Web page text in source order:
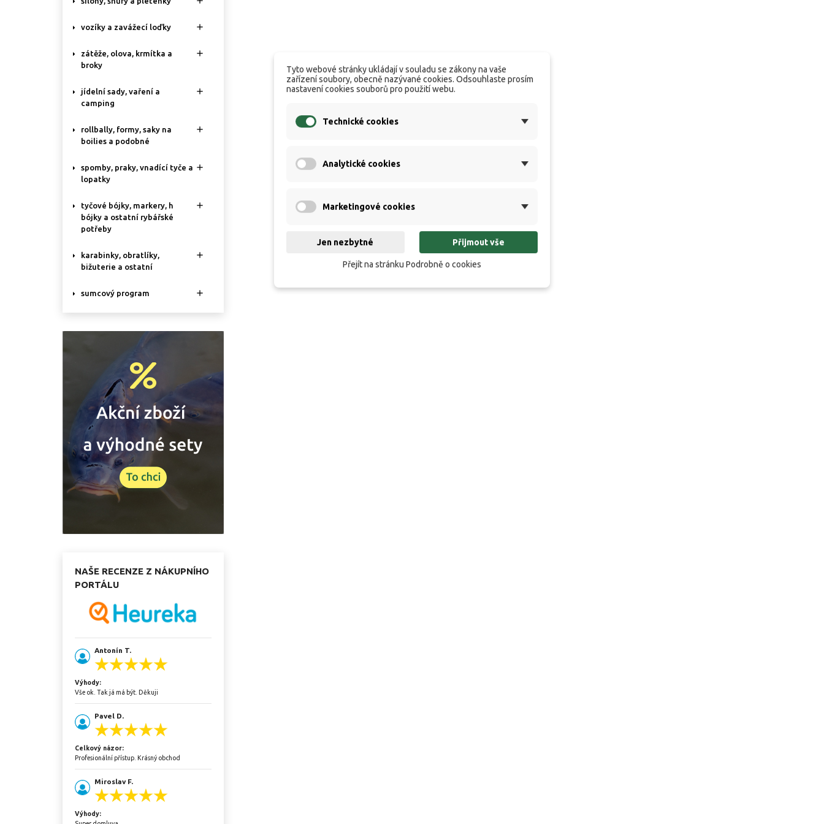
vozíky a zavážecí loďky 
zátěže, olova, krmítka a
broky

jídelní sady, vaření a
camping

rollbally, formy, saky na
boilies a podobné

spomby, praky, vnadící tyče a
lopatky

tyčové bójky, markery, h
bójky a ostatní rybářské
potřeby

karabinky, obratlíky,
bižuterie a ostatní

sumcový program 
NAŠE RECENZE Z NÁKUPNÍHO
PORTÁLU
Antonín T.
Výhody:
Vše ok. Tak já má být. Děkuji
Pavel D.
Celkový názor:
Profesionální přístup. Krásný obchod
Miroslav F.
Výhody:
Tyto webové stránky ukládají v souladu se zákony na vaše
zařízení soubory, obecně nazývané cookies. Odsouhlaste prosím
nastavení cookies souborů pro použití webu.
Technické cookies
Analytické cookies
Marketingové cookies
Jen nezbytné Přijmout vše
Přejít na stránku Podrobně o cookies